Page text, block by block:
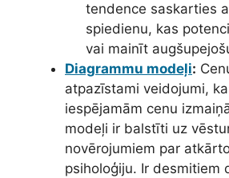
tendence saskarties
spiedienu, kas
vai mainīt
Diagrammu modeļi:
atpazīstami veidojumi,
iespējamām cenu
modeļi ir balstīti uz
novērojumiem par
psiholoģiju. Ir desmitiem